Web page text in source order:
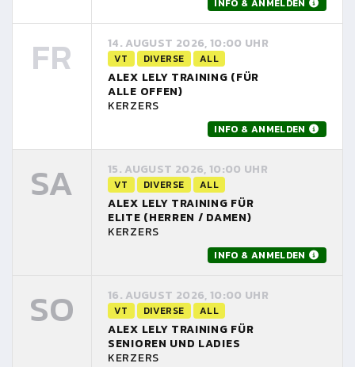
INFO & ANMELDEN
FR 14. AUGUST 2026, 10:00 UHR
VT DIVERSE ALL
ALEX LELY TRAINING (FÜR
ALLE OFFEN)
KERZERS
INFO & ANMELDEN
SA 15. AUGUST 2026, 10:00 UHR
VT DIVERSE ALL
ALEX LELY TRAINING FÜR
ELITE (HERREN / DAMEN)
KERZERS
INFO & ANMELDEN
SO 16. AUGUST 2026, 10:00 UHR
VT DIVERSE ALL
ALEX LELY TRAINING FÜR
SENIOREN UND LADIES
KERZERS